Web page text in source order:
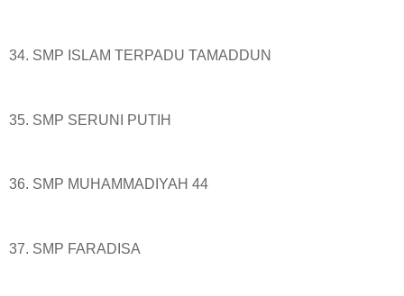
34. SMP ISLAM TERPADU TAMADDUN
35. SMP SERUNI PUTIH
36. SMP MUHAMMADIYAH 44
37. SMP FARADISA